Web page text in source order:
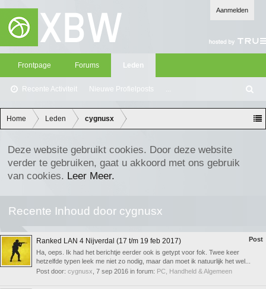
Aanmelden
Frontpage Forums Leden
Recente Activiteit Nieuwe Profielposts ...
oe
ke
n
Home Leden cygnusx
Deze website gebruikt cookies. Door deze website
verder te gebruiken, gaat u akkoord met ons gebruik
van cookies. Leer Meer.
Recente Inhoud door cygnusx
Post
Ranked LAN 4 Nijverdal (17 t/m 19 feb 2017)
Ha, oeps. Ik had het berichtje eerder ook is getypt voor fok. Twee keer
hetzelfde typen leek me niet zo nodig, maar dan moet ik natuurlijk het wel...
Post door: cygnusx 7 sep 2016 in forum: PC, Handheld & Algemeen